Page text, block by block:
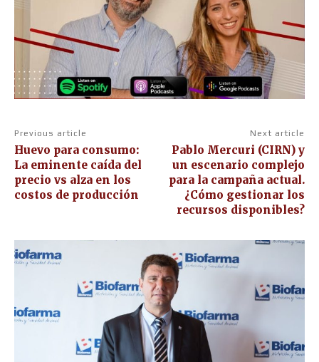
Previous article
Huevo para consumo:
La eminente caída del
precio vs alza en los
costos de producción
Next article
Pablo Mercuri (CIRN) y
un escenario complejo
para la campaña actual.
¿Cómo gestionar los
recursos disponibles?